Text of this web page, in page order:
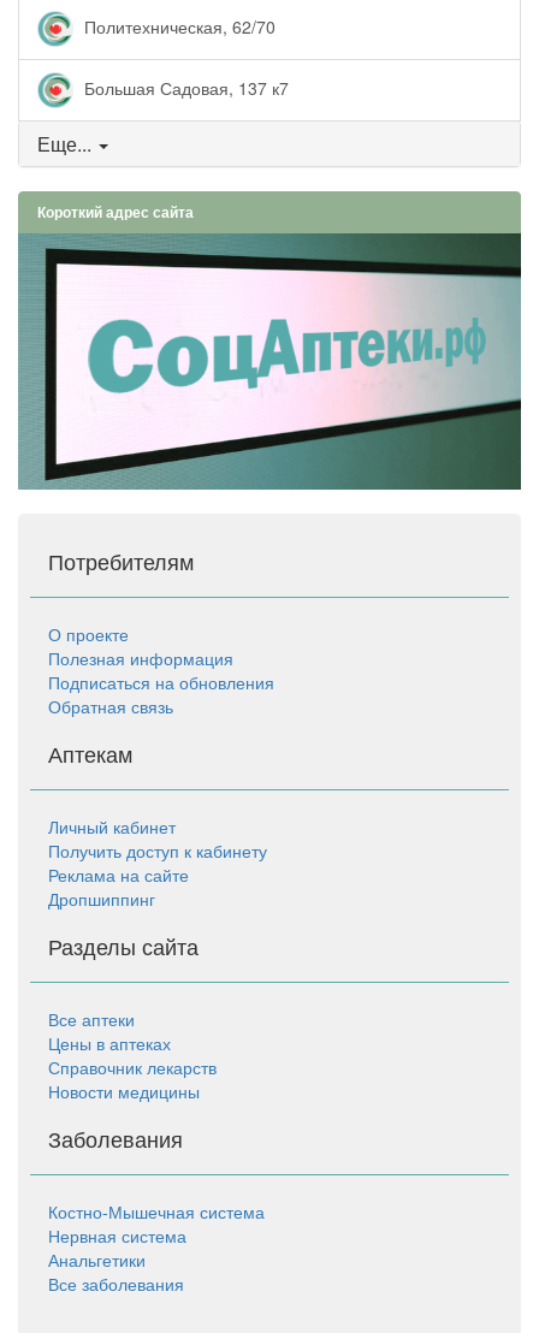
Политехническая, 62/70
Большая Садовая, 137 к7
Еще...
Короткий адрес сайта
Потребителям
О проекте
Полезная информация
Подписаться на обновления
Обратная связь
Аптекам
Личный кабинет
Получить доступ к кабинету
Реклама на сайте
Дропшиппинг
Разделы сайта
Все аптеки
Цены в аптеках
Справочник лекарств
Новости медицины
Заболевания
Костно-Мышечная система
Нервная система
Анальгетики
Все заболевания